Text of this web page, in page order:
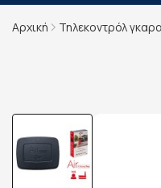
Αρχική Τηλεκοντρόλ